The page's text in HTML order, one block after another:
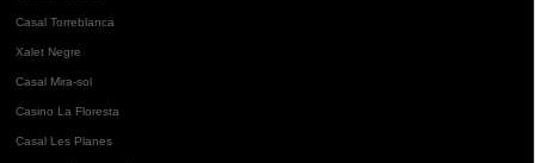
Casal Torreblanca
Xalet Negre
Casal Mira-sol
Casino La Floresta
Casal Les Planes